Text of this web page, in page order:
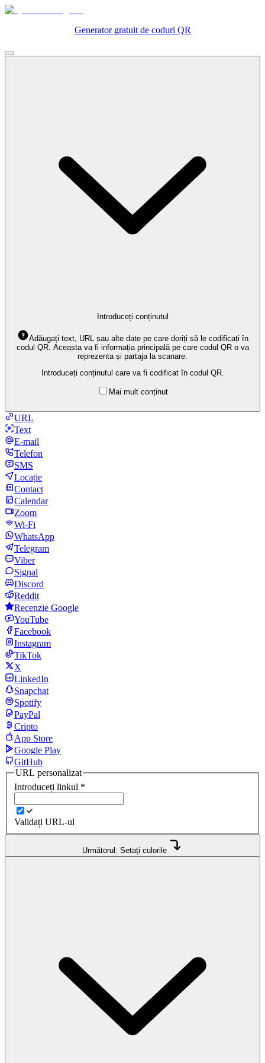
Generator gratuit de coduri QR
Introduceți conținutul
Adăugați text, URL sau alte date pe care doriți să le codificați în
codul QR. Aceasta va fi informația principală pe care codul QR o va
reprezenta și partaja la scanare.
Introduceți conținutul care va fi codificat în codul QR.
Mai mult conținut
URL
Text
E-mail
Telefon
SMS
Locație
Contact
Calendar
Zoom
Wi-Fi
WhatsApp
Telegram
Viber
Signal
Discord
Reddit
Recenzie Google
YouTube
Facebook
Instagram
TikTok
X
LinkedIn
Snapchat
Spotify
PayPal
Cripto
App Store
Google Play
GitHub
URL personalizat
Introduceți linkul *
Validați URL-ul
Următorul: Setați culorile